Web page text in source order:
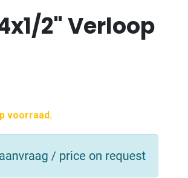
2" Verloop
voorraad.